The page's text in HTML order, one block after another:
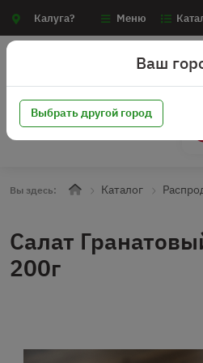
Калуга? Меню
Вы здесь: Каталог
Салат
200г
Ваш
Выбрать другой город